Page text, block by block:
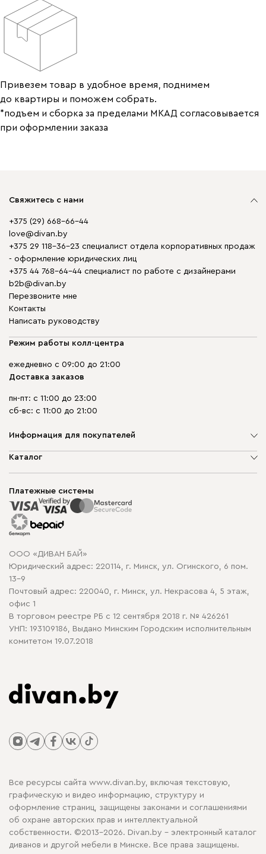
Привезем товар в удобное время, поднимем
до квартиры и поможем собрать.
*подъем и сборка за пределами МКАД согласовывается
при оформлении заказа
Свяжитесь с нами
+375 (29) 668-66-44
love@divan.by
+375 29 118-36-23 специалист отдела корпоративных продаж
- оформление юридических лиц
+375 44 768-64-44 специалист по работе с дизайнерами
b2b@divan.by
Перезвоните мне
Контакты
Написать руководству
Режим работы колл-центра
ежедневно с 09:00 до 21:00
Доставка заказов
пн-пт: с 11:00 до 23:00
сб-вс: с 11:00 до 21:00
Информация для покупателей
О компании
Способы оплаты
Рассрочка и кредит
Гарантия
Карта сайта
Политика конфиденциальности
Политика в отношении обработки cookie
Каталог
Корпусная мебель
Распродажа мебели
Платежные системы
ООО «ДИВАН БАЙ»
Юридический адрес: 220114, г. Минск, ул. Огинского, 6 пом.
13-9
Почтовый адрес: 220040, г. Минск, ул. Некрасова 4, 5 этаж,
офис 1
В торговом реестре РБ с 12 сентября 2018 г. № 426261
УНП: 193109186, Выдано Минским Городским исполнительным
комитетом 19.07.2018
Все ресурсы сайта www.divan.by, включая текстовую,
графическую и видео информацию, структуру и
оформление страниц, защищены законами и соглашениями
об охране авторских прав и интеллектуальной
собственности. ©2013-2026. Divan.by - электронный каталог
диванов и другой мебели в Минске. Все права защищены.